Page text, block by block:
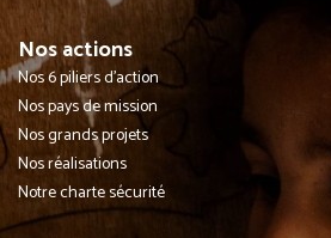
Nos actions
Nos 6 piliers d'action
Nos pays de mission
Nos grands projets
Nos réalisations
Notre charte sécurité